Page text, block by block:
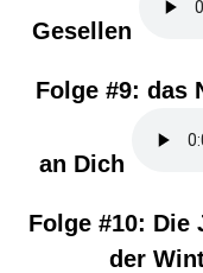
Gesellen
Folge #9: das
an Dich
Folge #10: Die
der